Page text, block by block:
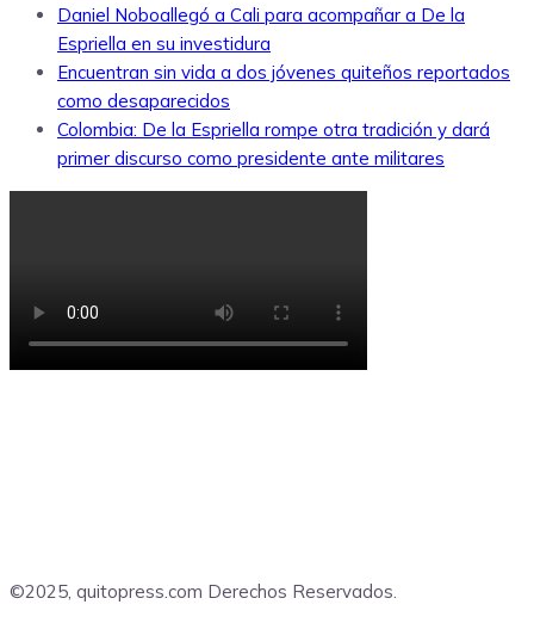
Daniel Noboallegó a Cali para acompañar a De la
Espriella en su investidura
Encuentran sin vida a dos jóvenes quiteños reportados
como desaparecidos
Colombia: De la Espriella rompe otra tradición y dará
primer discurso como presidente ante militares
©2025, quitopress.com Derechos Reservados.